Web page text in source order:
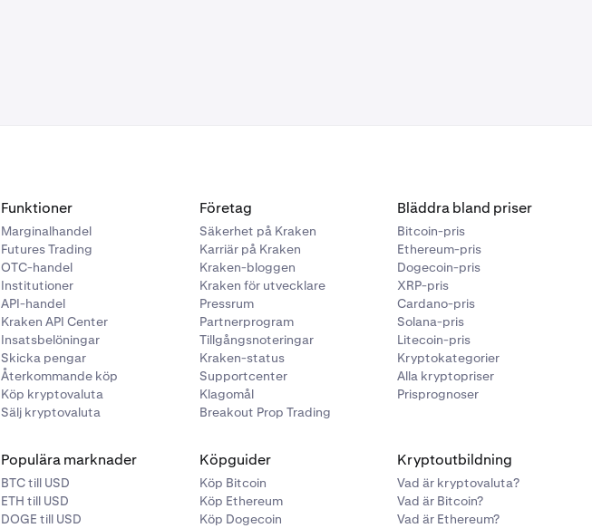
Funktioner
Marginalhandel
Futures Trading
OTC-handel
Institutioner
API-handel
Kraken API Center
Insatsbelöningar
Skicka pengar
Återkommande köp
Köp kryptovaluta
Sälj kryptovaluta
Företag
Säkerhet på Kraken
Karriär på Kraken
Kraken-bloggen
Kraken för utvecklare
Pressrum
Partnerprogram
Tillgångsnoteringar
Kraken-status
Supportcenter
Klagomål
Breakout Prop Trading
Bläddra bland priser
Bitcoin-pris
Ethereum-pris
Dogecoin-pris
XRP-pris
Cardano-pris
Solana-pris
Litecoin-pris
Kryptokategorier
Alla kryptopriser
Prisprognoser
Populära marknader
BTC till USD
ETH till USD
DOGE till USD
Köpguider
Köp Bitcoin
Köp Ethereum
Köp Dogecoin
Kryptoutbildning
Vad är kryptovaluta?
Vad är Bitcoin?
Vad är Ethereum?